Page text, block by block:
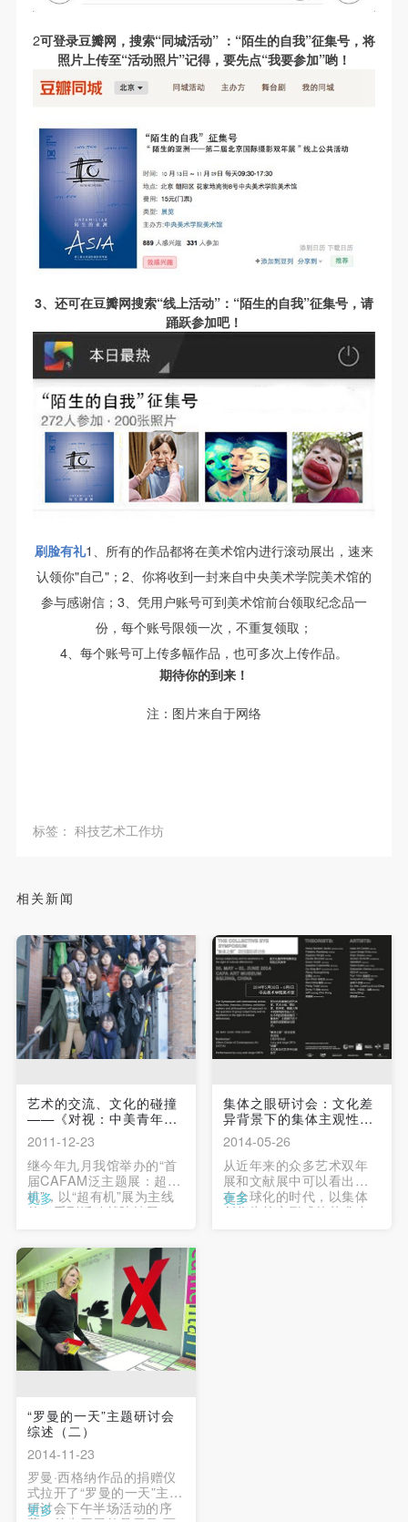
2可登录豆瓣网，搜索“同城活动” ：“陌生的自我”征集号， 将
照片上传至“活动照片”记得，要先点“我要参加”哟！
3、还可在豆瓣网搜索“线上活动”：“陌生的自我”征集号，请
踊跃参加吧！
刷脸有礼1、所有的作品都将在美术馆内进行滚动展出，速来
认领你"自己"；2、你将收到一封来自中央美术学院美术馆的
参与感谢信；3、凭用户账号可到美术馆前台领取纪念品一
份，每个账号限领一次，不重复领取；
4、每个账号可上传多幅作品，也可多次上传作品。
期待你的到来！
注：图片来自于网络
标签： 科技艺术工作坊
相关新闻
艺术的交流、文化的碰撞
——《对视：中美青年艺
术...
2011-12-23
继今年九月我馆举办的“首
届CAFAM泛主题展：超有
机”，以“超有机”展为主线
的一系列活动就陆续展
办的美国青年艺术家艺术
交流汇报展《对视：中美
青年艺术六人展》，即是
该系列交流活动的汇报与
延伸。 …
更多
集体之眼研讨会：文化差
异背景下的集体主观性
及...
2014-05-26
从近年来的众多艺术双年
展和文献展中可以看出，
在全球化的时代，以集体
创作为核心形式的艺术小
更多
“罗曼的一天”主题研讨会
综述（二）
2014-11-23
罗曼·西格纳作品的捐赠仪
式拉开了“罗曼的一天”主题
研讨会下午半场活动的序
更多